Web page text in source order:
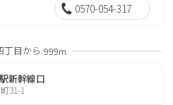
0570-054-317
丁目から 999m
新幹線口
31-1